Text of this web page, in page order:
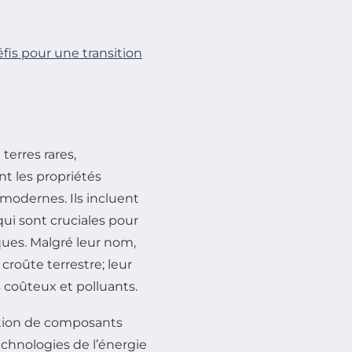
pour une transition
rares,
les propriétés
Ils incluent
sont cruciales pour
Malgré leur nom,
terrestre; leur
coûteux et polluants.
de composants
de l’énergie